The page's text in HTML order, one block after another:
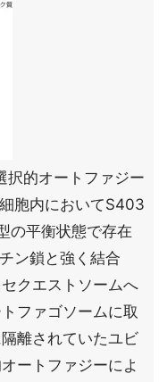
択的オートファジー
胞内においてS403
の平衡状態で存在
ン鎖と強く結合
クエストソームへ
ファゴソームに取
離されていたユビ
ートファジーによ